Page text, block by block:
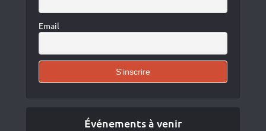
Email
Événements à venir